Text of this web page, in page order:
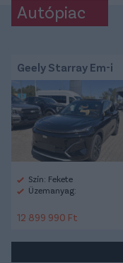
Autópiac
Geely Starray Em-i
Szín: Fekete
Üzemanyag:
12 899 990 Ft